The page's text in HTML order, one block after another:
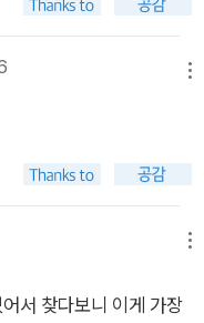
서 찾다보니 이게 가장